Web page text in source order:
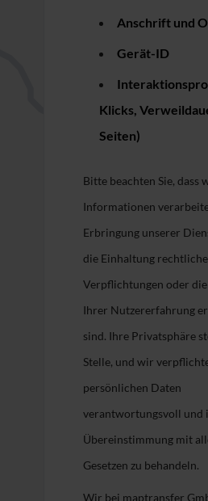
Anschrift und
Gerät-ID
Klicks,
Seiten)
Bitte beachten Sie, dass
Informationen
Erbringung unserer
die Einhaltung
Verpflichtungen oder
Ihrer Nutzererfahrung
sind. Ihre Privatsphäre
Stelle, und wir
persönlichen Daten
verantwortungsvoll und
Übereinstimmung mit
Gesetzen zu behandeln.
Wir bei maptransfer